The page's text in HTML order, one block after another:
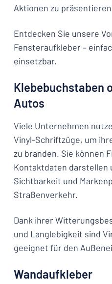
Aktionen zu
Entdecken Sie unsere
Fensteraufkleber –
einsetzbar.
Klebebuchstaben
Autos
Viele Unternehmen
Vinyl-Schriftzüge, um
zu branden. Sie können
Kontaktdaten darstellen
Sichtbarkeit und
Straßenverkehr.
Dank ihrer
und Langlebigkeit sind
geeignet für den
Wandaufkleber